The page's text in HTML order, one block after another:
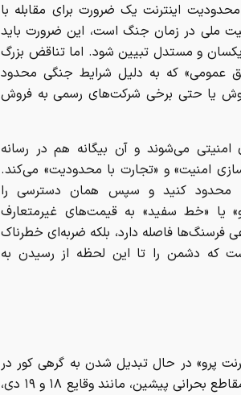
اینترنت یک ضرورت برای مقابله با
ملی در زمان جنگ است، این ضرورت باید
و مستدل تبیین شود. اما تناقض بزرگ
عمومی» که به دلیل شرایط جنگی محدود
یا حتی برخی شرکت‌های رسمی به فروش
امنیتی می‌شوند و آن بیگانه هم در رسانه
امنیت» و «تجارت با محدودیت» می‌کند.
محدود کنید و سپس همان دسترسی را
یا «خط سفید» به قیمت‌های غیرمتعارف
فرسنگ‌ها فاصله دارد، بلکه ضربه‌ای خطرناک
که دشمن را تا این لحظه از رسیدن به
پرو» در حال تبدیل شدن به گرهی کور در
مناسبات دولت و ملت است. در مقاطع بحرانی پیشین، مانند وقایع ۱۸ و ۱۹ دی،